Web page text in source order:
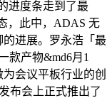
进度条走到了最
，此中，ADAS 无
进展。罗永浩「最
款产物&md6月1
会议平板行业的创
布会上正式推出了